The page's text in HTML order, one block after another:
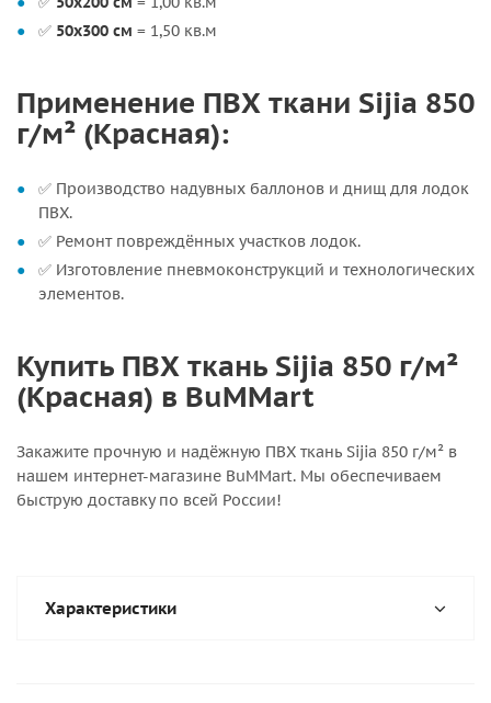
✅ 50х300 см = 1,50 кв.м
Применение ПВХ ткани Sijia 850
г/м² (Красная):
✅ Производство надувных баллонов и днищ для лодок
ПВХ.
✅ Ремонт повреждённых участков лодок.
✅ Изготовление пневмоконструкций и технологических
элементов.
Купить ПВХ ткань Sijia 850 г/м²
(Красная) в BuMMart
Закажите прочную и надёжную ПВХ ткань Sijia 850 г/м² в
нашем интернет-магазине BuMMart. Мы обеспечиваем
быструю доставку по всей России!
Характеристики